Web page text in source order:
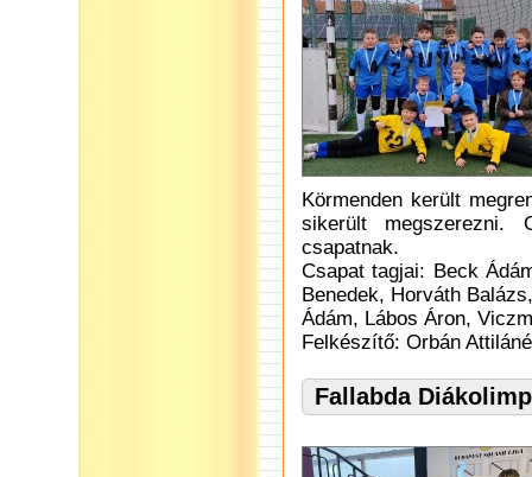
Körmenden került
sikerült
csapatnak.
Csapat tagjai: Beck
Benedek, Horváth
Ádám, Lábos Áron,
Felkészítő: Orbán Attiláné
Fallabda